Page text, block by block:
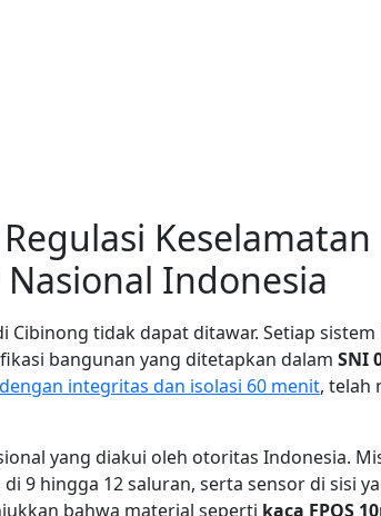
Indonesia
tidak dapat ditawar. Setiap
bangunan yang ditetapkan dalam SNI
integritas dan isolasi 60 menit, telah
yang diakui oleh otoritas Indonesia.
9 hingga 12 saluran, serta sensor di sisi
bahwa material seperti kaca FPOS